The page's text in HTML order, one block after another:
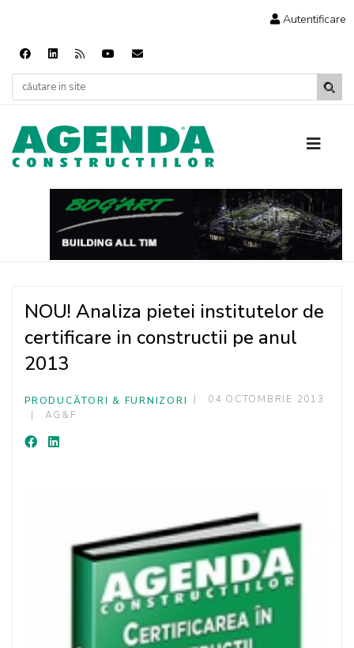
Autentificare
NOU! Analiza pietei institutelor de
certificare in constructii pe anul
2013
PRODUCĂTORI & FURNIZORI
04 OCTOMBRIE 2013
AG&F